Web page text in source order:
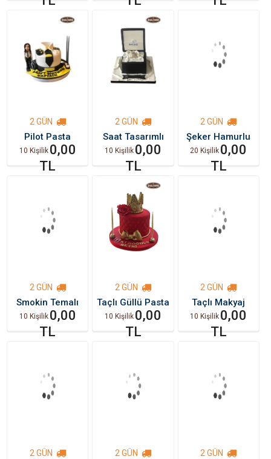
2 GÜN
Pilot Pasta
10 Kişilik 0,00
TL
2 GÜN
Saat Tasarımlı
Pasta
10 Kişilik 0,00
TL
2 GÜN
Şeker Hamurlu
Tasarım Dilim
Pasta
20 Kişilik 0,00
TL
2 GÜN
Smokin Temalı
Pasta
10 Kişilik 0,00
TL
2 GÜN
Taçlı Güllü Pasta
10 Kişilik 0,00
TL
2 GÜN
Taçlı Makyaj
Doğum Günü
Pastası
10 Kişilik 0,00
TL
2 GÜN 2 GÜN 2 GÜN